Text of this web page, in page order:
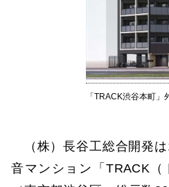
「TRACK渋谷本町」
（株）長谷工総合開発
音マンション「TRACK（